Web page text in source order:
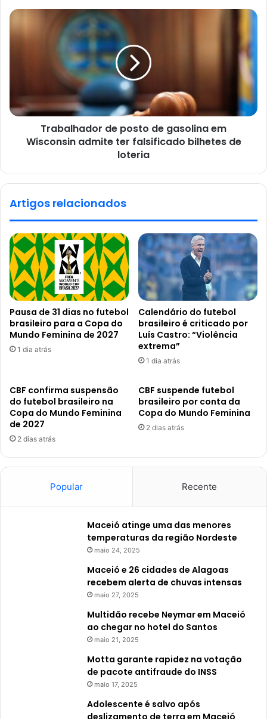
Trabalhador de posto de gasolina em
Wisconsin admite ter falsificado bilhetes de
loteria
Artigos relacionados
Pausa de 31 dias no futebol
brasileiro para a Copa do
Mundo Feminina de 2027
1 dia atrás
Calendário do futebol
brasileiro é criticado por
Luís Castro: “Violência
extrema”
1 dia atrás
CBF confirma suspensão
do futebol brasileiro na
Copa do Mundo Feminina
de 2027
2 dias atrás
CBF suspende futebol
brasileiro por conta da
Copa do Mundo Feminina
2 dias atrás
Popular Recente
Maceió atinge uma das menores
temperaturas da região Nordeste
maio 24, 2025
Maceió e 26 cidades de Alagoas
recebem alerta de chuvas intensas
maio 27, 2025
Multidão recebe Neymar em Maceió
ao chegar no hotel do Santos
maio 21, 2025
Motta garante rapidez na votação
de pacote antifraude do INSS
maio 17, 2025
Adolescente é salvo após